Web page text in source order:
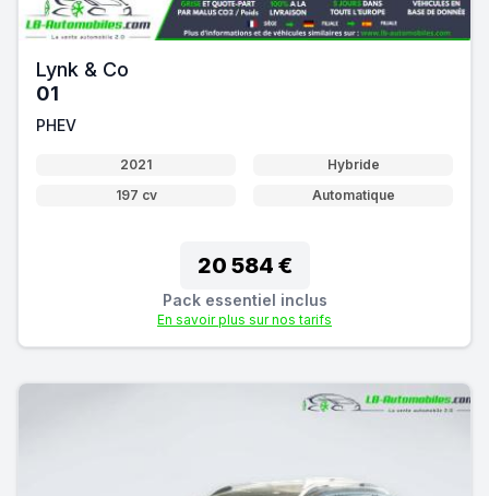
Lynk & Co
01
PHEV
2021
Hybride
197 cv
Automatique
20 584 €
Pack essentiel inclus
En savoir plus sur nos tarifs